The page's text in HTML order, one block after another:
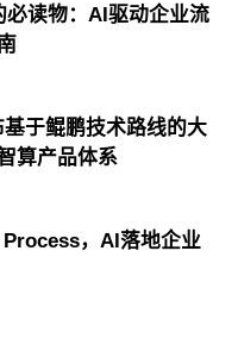
必读物：AI驱动企业流
于鲲鹏技术路线的大
算产品体系
，AI落地企业